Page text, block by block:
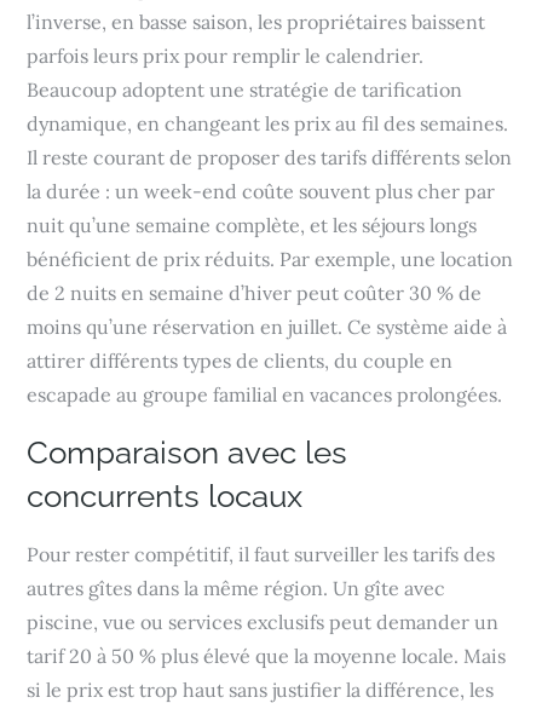
l’inverse, en basse saison, les propriétaires baissent
parfois leurs prix pour remplir le calendrier.
Beaucoup adoptent une stratégie de tarification
dynamique, en changeant les prix au fil des semaines.
Il reste courant de proposer des tarifs différents selon
la durée : un week-end coûte souvent plus cher par
nuit qu’une semaine complète, et les séjours longs
bénéficient de prix réduits. Par exemple, une location
de 2 nuits en semaine d’hiver peut coûter 30 % de
moins qu’une réservation en juillet. Ce système aide à
attirer différents types de clients, du couple en
escapade au groupe familial en vacances prolongées.
Comparaison avec les
concurrents locaux
Pour rester compétitif, il faut surveiller les tarifs des
autres gîtes dans la même région. Un gîte avec
piscine, vue ou services exclusifs peut demander un
tarif 20 à 50 % plus élevé que la moyenne locale. Mais
si le prix est trop haut sans justifier la différence, les